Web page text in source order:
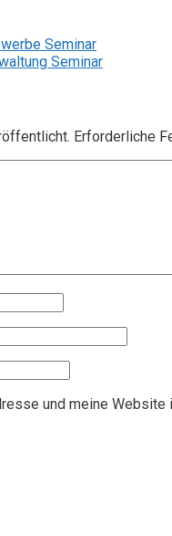
Seminar
Seminar
Erforderliche
und meine